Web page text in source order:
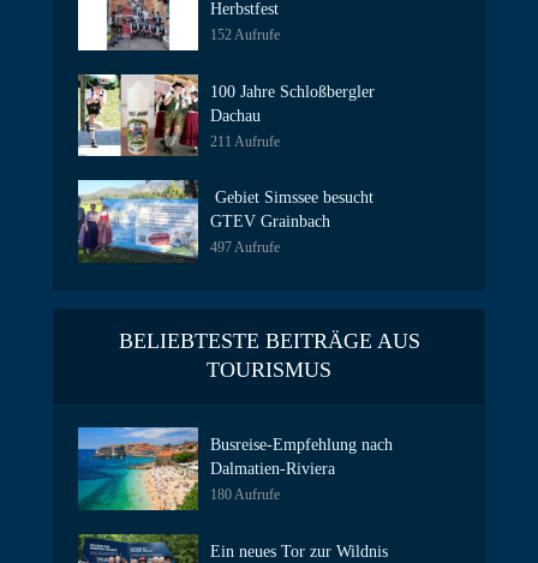
Herbstfest
152 Aufrufe
100 Jahre Schloßbergler
Dachau
211 Aufrufe
Gebiet Simssee besucht
GTEV Grainbach
497 Aufrufe
BELIEBTESTE BEITRÄGE AUS
TOURISMUS
Busreise-Empfehlung nach
Dalmatien-Riviera
180 Aufrufe
Ein neues Tor zur Wildnis